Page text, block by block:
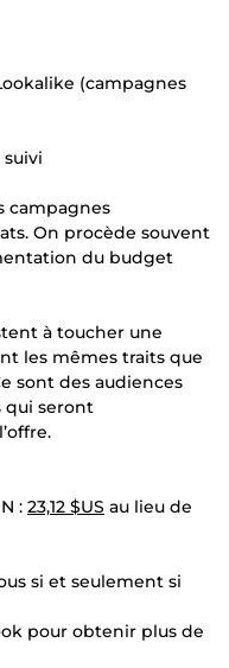
(campagnes
campagnes
On procède souvent
du budget
à toucher une
les mêmes traits que
sont des audiences
qui seront
: 23,12 $US au lieu de
si et seulement si
pour obtenir plus de